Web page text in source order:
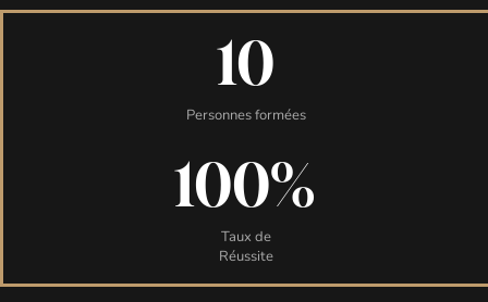
10
Personnes formées
100%
Taux de
Réussite